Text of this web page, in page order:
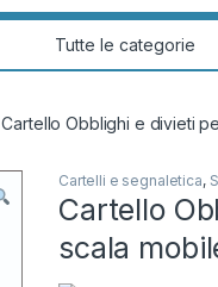
Cartello Obblighi e divieti
Cartelli e segnaletica,
Cartello
scala